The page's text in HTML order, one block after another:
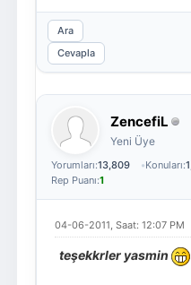
Ara
Cevapla
ZencefiL
Yeni Üye
Yorumları:13,809 Konuları:
Rep Puanı:1
04-06-2011, Saat: 12:07 PM
teşekkrler yasmin